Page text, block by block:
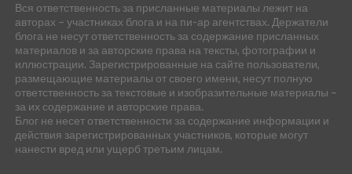
Вся ответственность за присланные материалы лежит на
авторах – участниках блога и на пи-ар агентствах. Держатели
блога не несут ответственность за содержание присланных
материалов и за авторские права на тексты, фотографии и
иллюстрации. Зарегистрированные на сайте пользователи,
размещающие материалы от своего имени, несут полную
ответственность за текстовые и изобразительные материалы –
за их содержание и авторские права.
Блог не несет ответственности за содержание информации и
действия зарегистрированных участников, которые могут
нанести вред или ущерб третьим лицам.